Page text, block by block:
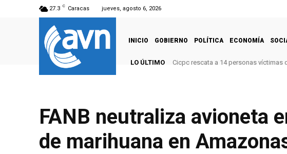
27.3 C Caracas jueves, agosto 6, 2026
INICIO GOBIERNO POLÍTICA ECONOMÍA
LO ÚLTIMO Cicpc rescata a 14 personas
FANB neutraliza avioneta
de marihuana en